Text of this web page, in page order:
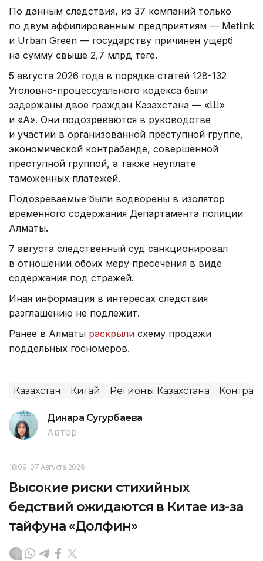
По данным следствия, из 37 компаний только
по двум аффилированным предприятиям — Metlink
и Urban Green — государству причинен ущерб
на сумму свыше 2,7 млрд теңге.
5 августа 2026 года в порядке статей 128-132
Уголовно-процессуального кодекса были
задержаны двое граждан Казахстана — «Ш»
и «А». Они подозреваются в руководстве
и участии в организованной преступной группе,
экономической контрабанде, совершенной
преступной группой, а также неуплате
таможенных платежей.
Подозреваемые были водворены в изолятор
временного содержания Департамента полиции
Алматы.
7 августа следственный суд санкционировал
в отношении обоих меру пресечения в виде
содержания под стражей.
Иная информация в интересах следствия
разглашению не подлежит.
Ранее в Алматы раскрыли схему продажи
поддельных госномеров.
Казахстан Китай Регионы Казахстана
Динара Сугурбаева
Автор
18:09, 07 Августа 2026
Высокие риски стихийных
бедствий ожидаются в Китае из-за
тайфуна «Долфин»